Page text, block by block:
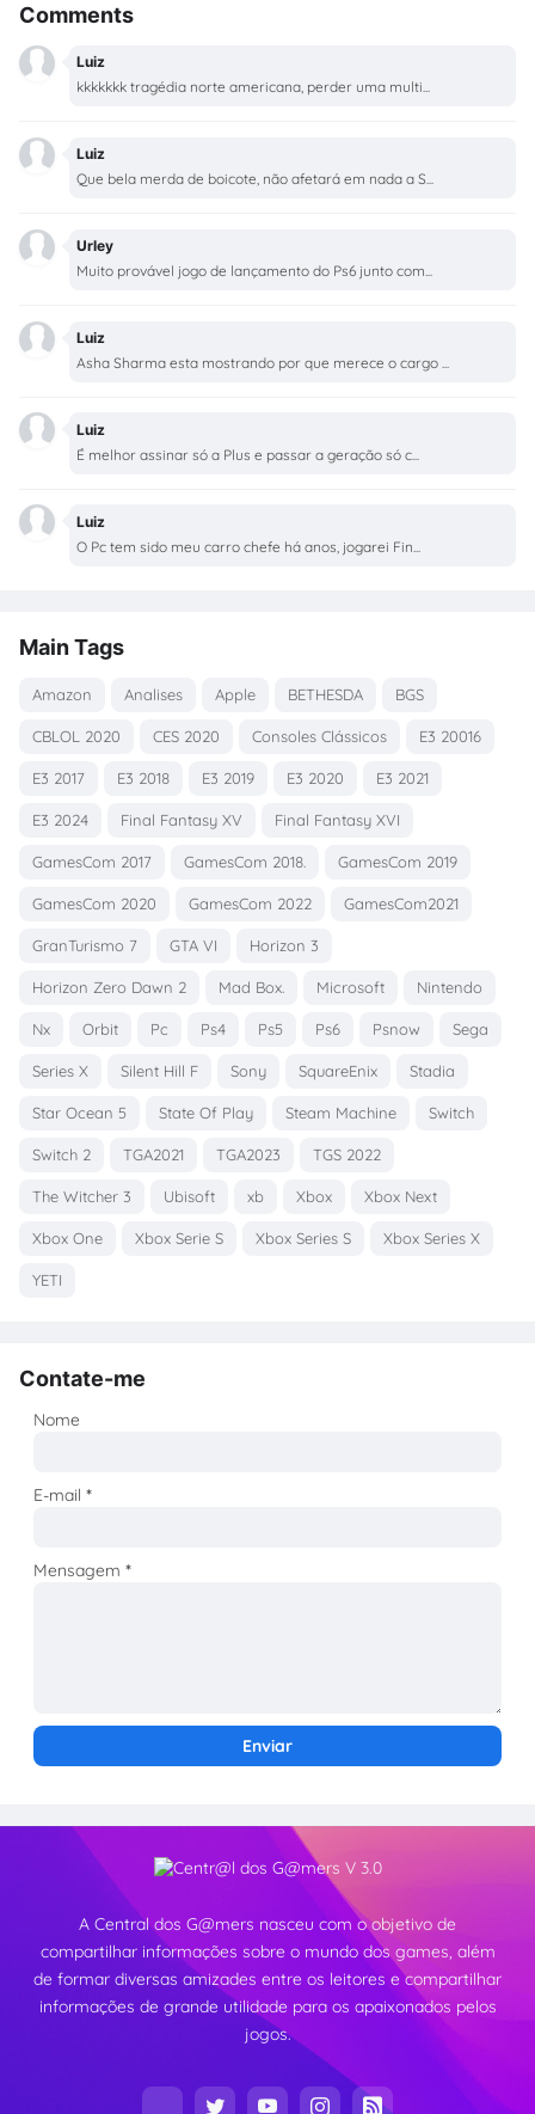
Comments
Luiz
kkkkkkk tragédia norte americana, perder uma multi...
Luiz
Que bela merda de boicote, não afetará em nada a S...
Urley
Muito provável jogo de lançamento do Ps6 junto com...
Luiz
Asha Sharma esta mostrando por que merece o cargo ...
Luiz
É melhor assinar só a Plus e passar a geração só c...
Luiz
O Pc tem sido meu carro chefe há anos, jogarei Fin...
Main Tags
Amazon Analises Apple BETHESDA BGS
CBLOL 2020 CES 2020 Consoles Clássicos E3 20016
E3 2017 E3 2018 E3 2019 E3 2020 E3 2021
E3 2024 Final Fantasy XV Final Fantasy XVI
GamesCom 2017 GamesCom 2018. GamesCom 2019
GamesCom 2020 GamesCom 2022 GamesCom2021
GranTurismo 7 GTA VI Horizon 3
Horizon Zero Dawn 2 Mad Box. Microsoft Nintendo
Nx Orbit Pc Ps4 Ps5 Ps6 Psnow Sega
Series X Silent Hill F Sony SquareEnix Stadia
Star Ocean 5 State Of Play Steam Machine Switch
Switch 2 TGA2021 TGA2023 TGS 2022
The Witcher 3 Ubisoft xb Xbox Xbox Next
Xbox One Xbox Serie S Xbox Series S Xbox Series X
YETI
Contate-me
Nome
E-mail*
Mensagem*
A Central dos G@mers nasceu com o objetivo de
compartilhar informações sobre o mundo dos games, além
de formar diversas amizades entre os leitores e compartilhar
informações de grande utilidade para os apaixonados pelos
jogos.